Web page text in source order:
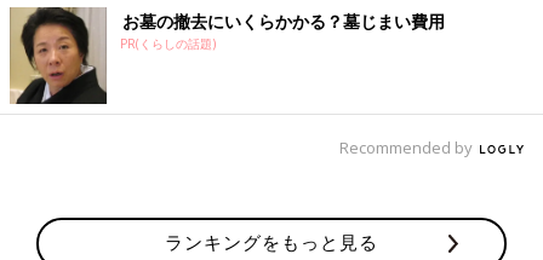
お墓の撤去にいくらかかる？墓じまい費用
PR(くらしの話題)
Recommended by
ランキングをもっと見る